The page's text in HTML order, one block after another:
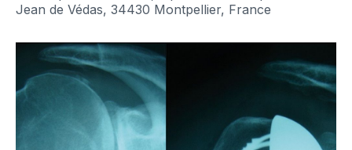
Jean de Védas, 34430 Montpellier, France